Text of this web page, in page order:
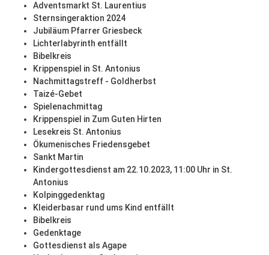
Adventsmarkt St. Laurentius
Sternsingeraktion 2024
Jubiläum Pfarrer Griesbeck
Lichterlabyrinth entfällt
Bibelkreis
Krippenspiel in St. Antonius
Nachmittagstreff - Goldherbst
Taizé-Gebet
Spielenachmittag
Krippenspiel in Zum Guten Hirten
Lesekreis St. Antonius
Ökumenisches Friedensgebet
Sankt Martin
Kindergottesdienst am 22.10.2023, 11:00 Uhr in St.
Antonius
Kolpinggedenktag
Kleiderbasar rund ums Kind entfällt
Bibelkreis
Gedenktage
Gottesdienst als Agape